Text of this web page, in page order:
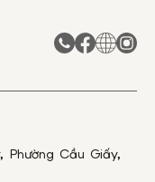
Phường Cầu Giấy,